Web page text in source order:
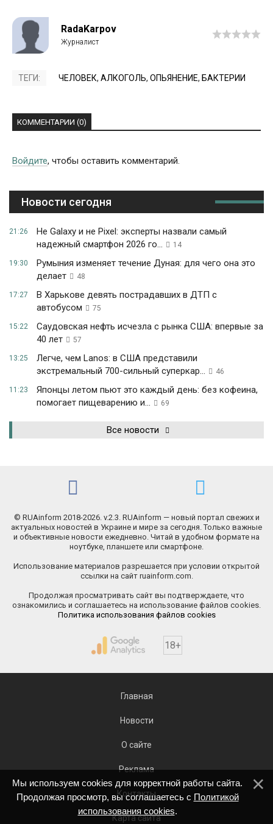
RadaKarpov
ТЕГИ: ЧЕЛОВЕК, АЛКОГОЛЬ, ОПЬЯНЕНИЕ, БАКТЕРИИ
КОММЕНТАРИИ (0)
Войдите, чтобы оставить комментарий.
Новости сегодня
21:26
Не Galaxy и не Pixel: эксперты назвали самый
надежный смартфон 2026 го...
14
19:30
Румыния изменяет течение Дуная: для чего она это
делает
48
17:27
В Харькове девять пострадавших в ДТП с
автобусом
75
15:22
Саудовская нефть исчезла с рынка США: впервые за
40 лет
57
13:25
Легче, чем Lanos: в США представили
экстремальный 700-сильный суперкар...
46
11:23
Японцы летом пьют это каждый день: без кофеина,
помогает пищеварению и...
69
Все новости
© RUAinform 2018-2026. v.2.3. RUAinform — новый портал свежих и
актуальных новостей в Украине и мире за сегодня. Только важные
и объективные новости ежедневно. Читай в удобном формате на
ноутбуке, планшете или смартфоне.
Использование материалов разрешается при условии открытой
ссылки на сайт ruainform.com.
Продолжая просматривать сайт вы подтверждаете, что
ознакомились и соглашаетесь на использование файлов cookies.
Политика использования файлов cookies
18+
Главная
Новости
О сайте
Реклама
Контакты
Карта сайта
Мы используем cookies для корректной работы сайта.
Продолжая просмотр, вы соглашаетесь с Политикой
использования cookies.